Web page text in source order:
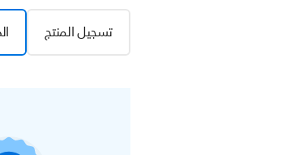
تسجيل المنتج